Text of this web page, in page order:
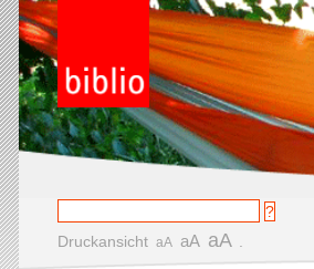
Druckansicht aA aA aA